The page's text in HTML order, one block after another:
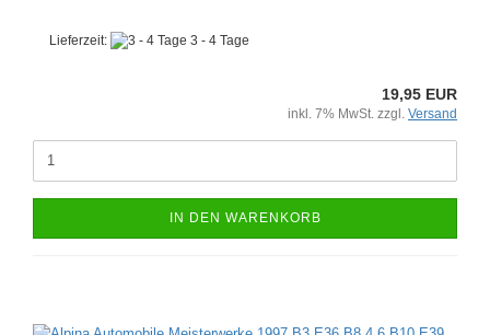
Lieferzeit: 3 - 4 Tage
19,95 EUR
inkl. 7% MwSt. zzgl. Versand
IN DEN WARENKORB